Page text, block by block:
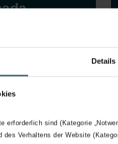
Details
erforderlich sind (Kategorie
Verhaltens der Website